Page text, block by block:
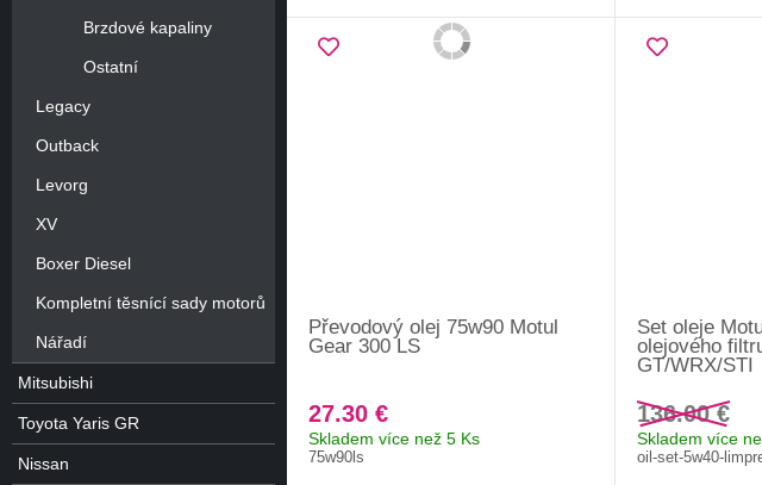
Brzdové kapaliny
Ostatní
Legacy
Outback
Levorg
XV
Boxer Diesel
Kompletní těsnící sady motorů
Nářadí
Mitsubishi
Toyota Yaris GR
Nissan
Převodový olej 75w90 Motul
Gear 300 LS
27.30 €
Skladem více než 5 Ks
75w90ls
Set oleje
olejového
GT/WRX/STI
136.00 €
Skladem více
oil-set-5w40-